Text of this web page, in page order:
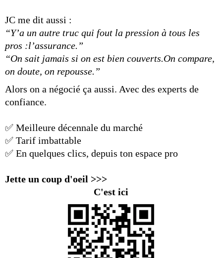
JC me dit aussi :
“Y’a un autre truc qui fout la pression à tous les
pros :l’assurance.”
“On sait jamais si on est bien couverts.On compare,
on doute, on repousse.”
Alors on a négocié ça aussi. Avec des experts de
confiance.
✅ Meilleure décennale du marché
✅ Tarif imbattable
✅ En quelques clics, depuis ton espace pro
Jette un coup d'oeil >>>
C'est ici